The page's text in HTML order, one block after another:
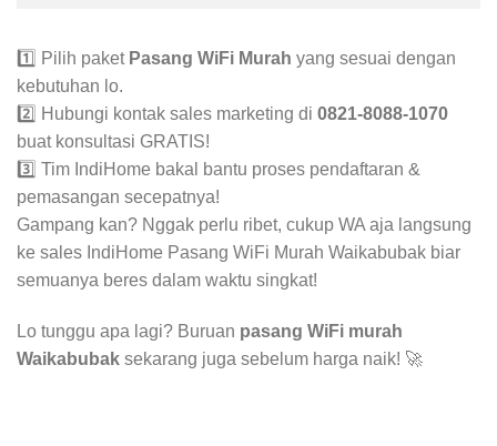
1️⃣ Pilih paket Pasang WiFi Murah yang sesuai dengan
kebutuhan lo.
2️⃣ Hubungi kontak sales marketing di 0821-8088-1070
buat konsultasi GRATIS!
3️⃣ Tim IndiHome bakal bantu proses pendaftaran &
pemasangan secepatnya!
Gampang kan? Nggak perlu ribet, cukup WA aja langsung
ke sales IndiHome Pasang WiFi Murah Waikabubak biar
semuanya beres dalam waktu singkat!
Lo tunggu apa lagi? Buruan pasang WiFi murah
Waikabubak sekarang juga sebelum harga naik! 🚀